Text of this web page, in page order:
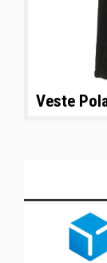
Veste